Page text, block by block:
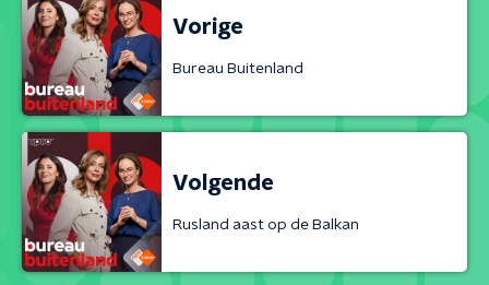
Vorige
Bureau Buitenland
Volgende
Rusland aast op de Balkan